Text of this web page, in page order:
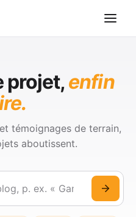
projet,enfin
témoignages de terrain,
aboutissent.